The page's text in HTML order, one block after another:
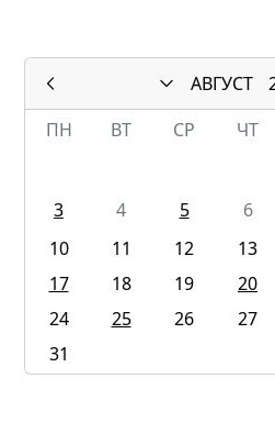
АВГУСТ
ПН
ВТ СР ЧТ
3
4 5 6
10
11 12 13
17
18 19 20
24
25 26 27
31